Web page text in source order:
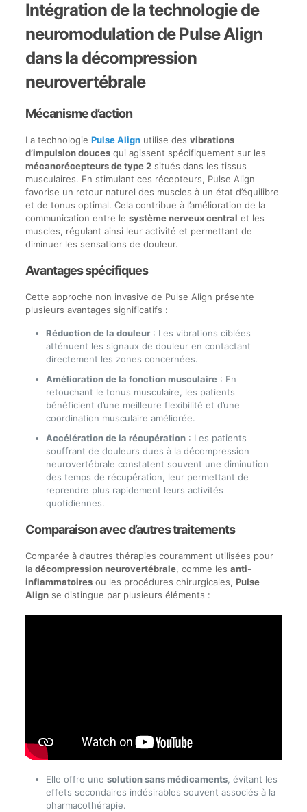
Intégration de la technologie de
neuromodulation de Pulse Align
dans la décompression
neurovertébrale
Mécanisme d’action
La technologie Pulse Alignutilise des vibrations
d’impulsion doucesqui agissent spécifiquement sur les
mécanorécepteurs de type 2situés dans les tissus
musculaires. En stimulant ces récepteurs, Pulse Align
favorise un retour naturel des muscles à un état d’équilibre
et de tonus optimal. Cela contribue à l’amélioration de la
communication entre le système nerveux central et les
muscles, régulant ainsi leur activité et permettant de
diminuer les sensations de douleur.
Avantages spécifiques
Cette approche non invasive de Pulse Align présente
plusieurs avantages significatifs :
Réduction de la douleur: Les vibrations ciblées
atténuent les signaux de douleur en contactant
directement les zones concernées.
Amélioration de la fonction musculaire: En
retouchant le tonus musculaire, les patients
bénéficient d’une meilleure flexibilité et d’une
coordination musculaire améliorée.
Accélération de la récupération: Les patients
souffrant de douleurs dues à la décompression
neurovertébrale constatent souvent une diminution
des temps de récupération, leur permettant de
reprendre plus rapidement leurs activités
quotidiennes.
Comparaison avec d’autres traitements
Comparée à d’autres thérapies couramment utilisées pour
la décompression neurovertébrale, comme les anti-
inflammatoiresou les procédures chirurgicales, Pulse
Alignse distingue par plusieurs éléments :
Elle offre une solution sans médicaments, évitant les
effets secondaires indésirables souvent associés à la
pharmacothérapie.